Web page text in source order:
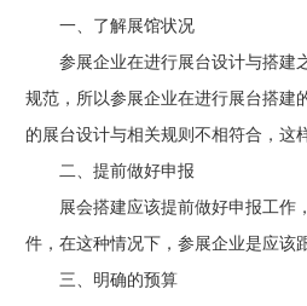
一、了解展馆状况
参展企业在进行展台设计与搭建之
规范，所以参展企业在进行展台搭建
的展台设计与相关规则不相符合，这
二、提前做好申报
展会搭建应该提前做好申报工作，
件，在这种情况下，参展企业是应该
三、明确的预算